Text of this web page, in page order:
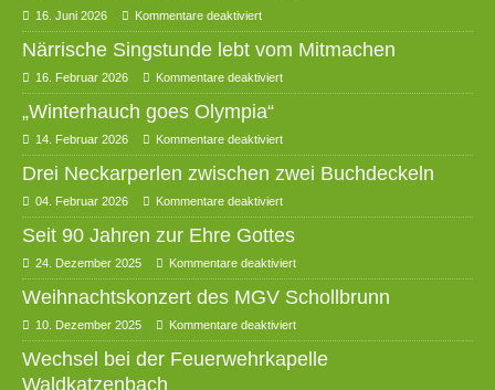
16. Juni 2026 Kommentare deaktiviert
Närrische Singstunde lebt vom Mitmachen
16. Februar 2026 Kommentare deaktiviert
„Winterhauch goes Olympia“
14. Februar 2026 Kommentare deaktiviert
Drei Neckarperlen zwischen zwei Buchdeckeln
04. Februar 2026 Kommentare deaktiviert
Seit 90 Jahren zur Ehre Gottes
24. Dezember 2025 Kommentare deaktiviert
Weihnachtskonzert des MGV Schollbrunn
10. Dezember 2025 Kommentare deaktiviert
Wechsel bei der Feuerwehrkapelle
Waldkatzenbach